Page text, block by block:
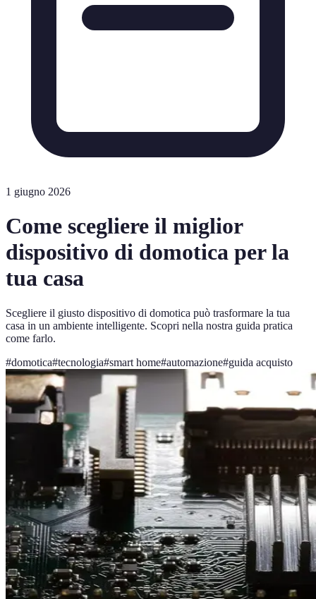
1 giugno 2026
Come scegliere il miglior
dispositivo di domotica per la
tua casa
Scegliere il giusto dispositivo di domotica può trasformare la tua
casa in un ambiente intelligente. Scopri nella nostra guida pratica
come farlo.
#domotica#tecnologia#smart home#automazione#guida acquisto